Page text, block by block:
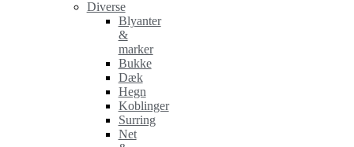
Diverse
Blyanter
&
marker
Bukke
Dæk
Hegn
Koblinger
Surring
Net